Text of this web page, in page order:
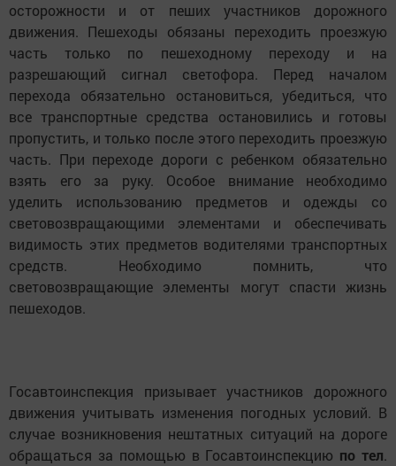
осторожности и от пеших участников дорожного
движения. Пешеходы обязаны переходить проезжую
часть только по пешеходному переходу и на
разрешающий сигнал светофора. Перед началом
перехода обязательно остановиться, убедиться, что
все транспортные средства остановились и готовы
пропустить, и только после этого переходить проезжую
часть. При переходе дороги с ребенком обязательно
взять его за руку. Особое внимание необходимо
уделить использованию предметов и одежды со
световозвращающими элементами и обеспечивать
видимость этих предметов водителями транспортных
средств. Необходимо помнить, что
световозвращающие элементы могут спасти жизнь
пешеходов.
Госавтоинспекция призывает участников дорожного
движения учитывать изменения погодных условий. В
случае возникновения нештатных ситуаций на дороге
обращаться за помощью в Госавтоинспекцию по тел.